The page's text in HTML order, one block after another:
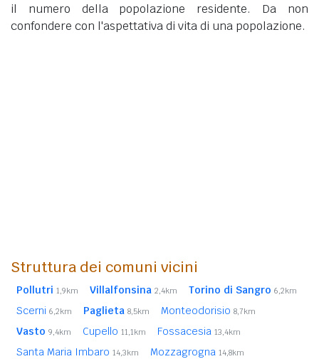
il numero della popolazione residente. Da non
confondere con l'aspettativa di vita di una popolazione.
Struttura dei comuni vicini
Pollutri 1,9km Villalfonsina 2,4km Torino di Sangro 6,2km
Scerni 6,2km Paglieta 8,5km Monteodorisio 8,7km
Vasto 9,4km Cupello 11,1km Fossacesia 13,4km
Santa Maria Imbaro 14,3km Mozzagrogna 14,8km